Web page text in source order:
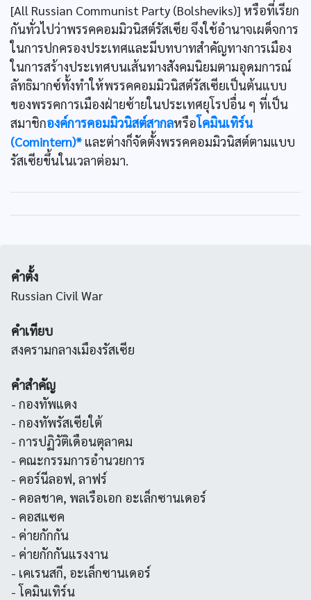
[All Russian Communist Party (Bolsheviks)] หรือที่เรียก
กันทั่วไปว่าพรรคคอมมิวนิสต์รัสเซีย จึงใช้อำนาจเผด็จการ
ในการปกครองประเทศและมีบทบาทสำคัญทางการเมือง
ในการสร้างประเทศบนเส้นทางสังคมนิยมตามอุดมการณ์
ลัทธิมากซ์ทั้งทำให้พรรคคอมมิวนิสต์รัสเซียเป็นต้นแบบ
ของพรรคการเมืองฝ่ายซ้ายในประเทศยุโรปอื่น ๆ ที่เป็น
สมาชิกองค์การคอมมิวนิสต์สากลหรือโคมินเทิร์น
(Comintern)* และต่างก็จัดตั้งพรรคคอมมิวนิสต์ตามแบบ
รัสเซียขึ้นในเวลาต่อมา.
คำตั้ง
Russian Civil War
คำเทียบ
สงครามกลางเมืองรัสเซีย
คำสำคัญ
- กองทัพแดง
- กองทัพรัสเซียใต้
- การปฏิวัติเดือนตุลาคม
- คณะกรรมการอำนวยการ
- คอร์นีลอฟ, ลาฟร์
- คอลชาค, พลเรือเอก อะเล็กซานเดอร์
- คอสแซค
- ค่ายกักกัน
- ค่ายกักกันแรงงาน
- เคเรนสกี, อะเล็กซานเดอร์
- โคมินเทิร์น